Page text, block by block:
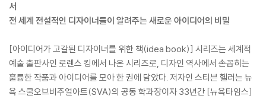
서
전 세계 전설적인 디자이너들이 알려주는 새로운 아이디어의 비밀
[아이디어가 고갈된 디자이너를 위한 책(idea book)] 시리즈는 세계적
예술 출판사인 로렌스 킹에서 나온 시리즈로, 디자인 역사에서 손꼽히는
훌륭한 작품과 아이디어를 모아 한 권에 담았다. 저자인 스티븐 헬러는 뉴
욕 스쿨오브비주얼아트(SVA)의 공동 학과장이자 33년간 [뉴욕타임스]